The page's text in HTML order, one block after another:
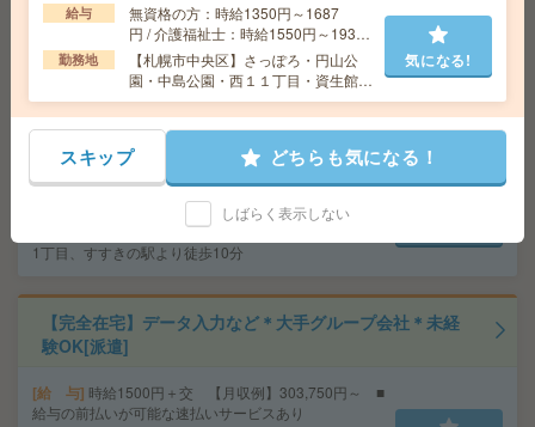
交通費 交通費規定支給
JR函館本線 旭川駅 徒歩11分
気になる!
＼週1～＆時短もOK／図書館、新規書籍の情報を入力す
るだけ！WワークOK[派遣]
給 与 時給1800円
札幌駅/さっぽろ駅/大通り駅より徒歩5分、西1
1丁目、すすきの駅より徒歩10分
【完全在宅】データ入力など＊大手グループ会社＊未経
験OK[派遣]
給 与 時給1500円＋交 【月収例】303,750円～ ■
給与の前払いが可能な速払いサービスあり
給与
無資格の方：時給1350円～1687
円 / 介護福祉士：時給1550円～1937
円 / 初任者以上：時給1450円～1812
円
勤務地
【札幌市中央区】さっぽろ・円山公
園・中島公園・西１１丁目・資生館小
学校前など勤務地多数！
気になる!
スキップ どちらも気になる！
しばらく表示しない